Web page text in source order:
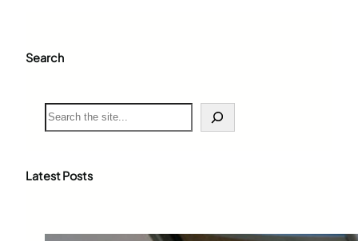
Search
S
e
c
Latest Posts